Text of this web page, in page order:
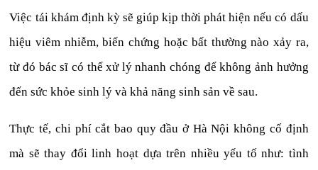
Việc tái khám định kỳ sẽ giúp kịp thời phát hiện nếu có dấu
hiệu viêm nhiễm, biến chứng hoặc bất thường nào xảy ra,
từ đó bác sĩ có thể xử lý nhanh chóng để không ảnh hưởng
đến sức khỏe sinh lý và khả năng sinh sản về sau.
Thực tế, chi phí cắt bao quy đầu ở Hà Nội không cố định
mà sẽ thay đổi linh hoạt dựa trên nhiều yếu tố như: tình